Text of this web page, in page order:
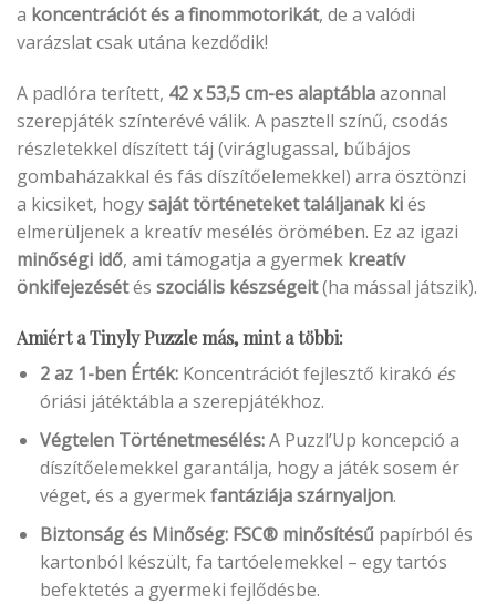
a koncentrációt és a finommotorikát, de a valódi
varázslat csak utána kezdődik!
A padlóra terített, 42 x 53,5 cm-es alaptáblaazonnal
szerepjáték színterévé válik. A pasztell színű, csodás
részletekkel díszített táj (viráglugassal, bűbájos
gombaházakkal és fás díszítőelemekkel) arra ösztönzi
a kicsiket, hogysaját történeteket találjanak kiés
elmerüljenek a kreatív mesélés örömében. Ez az igazi
minőségi idő, ami támogatja a gyermek kreatív
önkifejezésétés szociális készségeit(ha mással játszik).
Amiért a Tinyly Puzzle más, mint a többi:
2 az 1-ben Érték:Koncentrációt fejlesztő kirakó és
óriási játéktábla a szerepjátékhoz.
Végtelen Történetmesélés:A Puzzl’Up koncepció a
díszítőelemekkel garantálja, hogy a játék sosem ér
véget, és a gyermekfantáziája szárnyaljon.
Biztonság és Minőség: FSC® minősítésűpapírból és
kartonból készült, fa tartóelemekkel – egy tartós
befektetés a gyermeki fejlődésbe.